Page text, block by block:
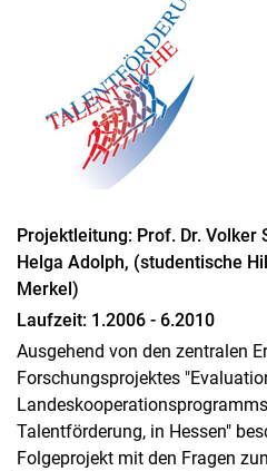
Abgeschlossene Projekte
Blended-Learning-Konzepte in der
Lehramtsausbildung zur
(UKS_digi, Teilprojekt A.1.3.)
Re­fle­xi­on in der
Lern-La­bors Sportpädagogik
„ballstars II“: Ballsportgruppen im
Förderung von
Schulpraktischen Studien II
Sportvereine, Fachverbände und
Strukturmerkmale und
Gender und Koedukation im
(PRONET, Teilprojekt 31)
Diversität in der pädagogisch-
Sportlehrkräften – Entwicklung
zur Inklusion in der ersten Phase
Projektleitung: Prof. Dr. Volker
Helga Adolph, (studentische
Merkel)
Laufzeit: 1.2006 - 6.2010
Ausgehend von den zentralen
Forschungsprojektes
Talentförderung, in Hessen"
Folgeprojekt mit den Fragen